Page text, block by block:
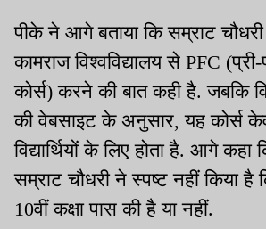
पीके ने आगे बताया कि सम्राट
कामराज विश्वविद्यालय से PFC
कोर्स) करने की बात कही है. जबकि
की वेबसाइट के अनुसार, यह कोर्स
विद्यार्थियों के लिए होता है. आगे
सम्राट चौधरी ने स्पष्ट नहीं किया है
10वीं कक्षा पास की है या नहीं.